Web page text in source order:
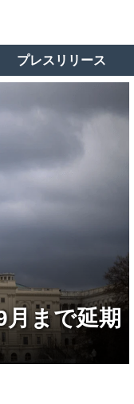
プレスリリース
まで延期